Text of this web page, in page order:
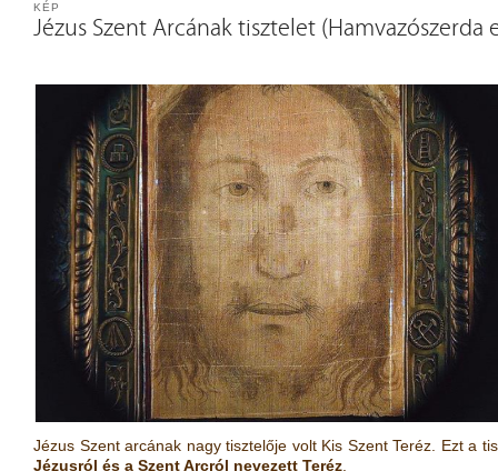
Jézus Szent Arcának tisztelet (Hamvazószerda
KÉP
Jézus Szent arcának nagy tisztelője volt Kis Szent Teréz. Ezt a
Jézusról és a Szent Arcról nevezett Teréz